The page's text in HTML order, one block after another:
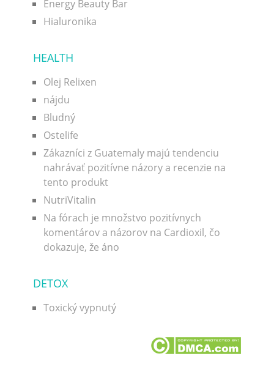
Energy Beauty Bar
Hialuronika
HEALTH
Olej Relixen
nájdu
Bludný
Ostelife
Zákazníci z Guatemaly majú tendenciu
nahrávať pozitívne názory a recenzie na
tento produkt
NutriVitalin
Na fórach je množstvo pozitívnych
komentárov a názorov na Cardioxil, čo
dokazuje, že áno
DETOX
Toxický vypnutý